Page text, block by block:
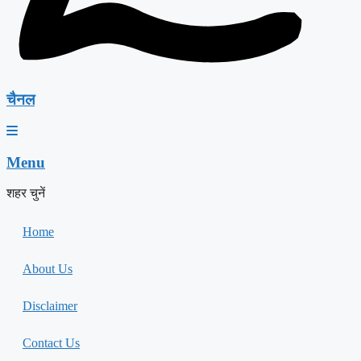
चैनल
Menu
शहर चुनें
Home
About Us
Disclaimer
Contact Us